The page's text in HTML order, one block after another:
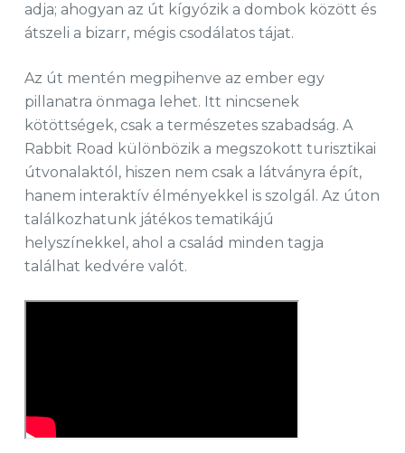
adja; ahogyan az út kígyózik a dombok között és
átszeli a bizarr, mégis csodálatos tájat.
Az út mentén megpihenve az ember egy
pillanatra önmaga lehet. Itt nincsenek
kötöttségek, csak a természetes szabadság. A
Rabbit Road különbözik a megszokott turisztikai
útvonalaktól, hiszen nem csak a látványra épít,
hanem interaktív élményekkel is szolgál. Az úton
találkozhatunk játékos tematikájú
helyszínekkel, ahol a család minden tagja
találhat kedvére valót.